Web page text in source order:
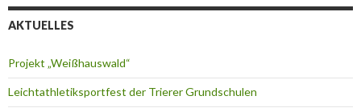
AKTUELLES
Projekt „Weißhauswald“
Leichtathletiksportfest der Trierer Grundschulen